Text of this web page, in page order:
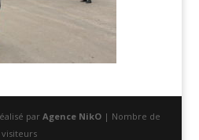
par Agence NikO| Nombre de
visiteurs